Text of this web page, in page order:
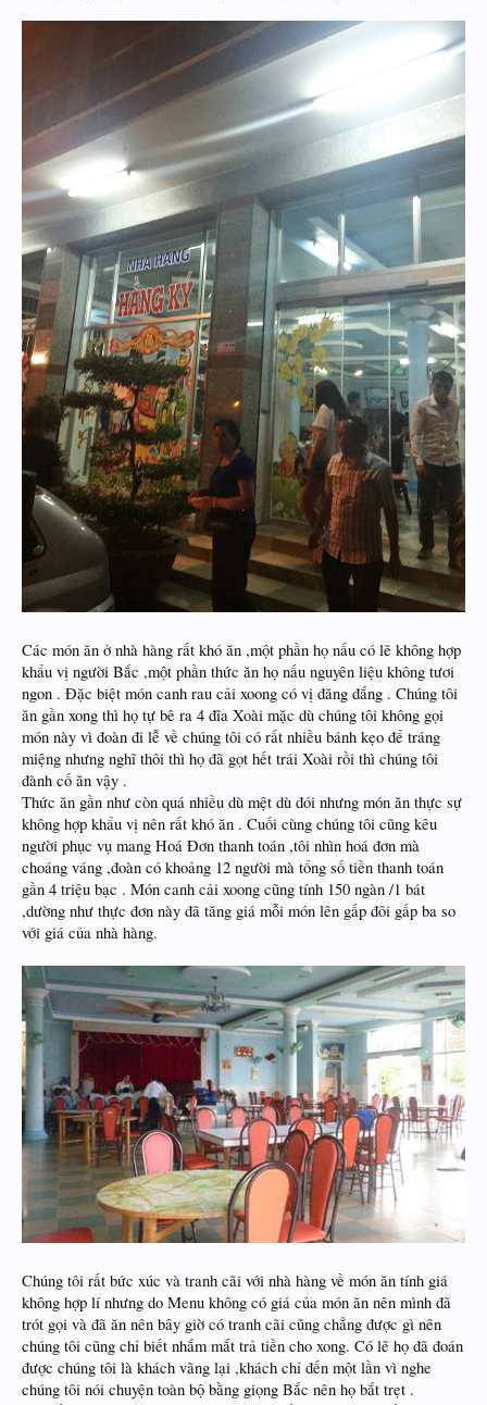
Các món ăn ở nhà hàng rất khó ăn ,một phần họ nấu có lẽ không hợp
khẩu vị người Bắc ,một phần thức ăn họ nấu nguyên liệu không tươi
ngon . Đặc biệt món canh rau cải xoong có vị đăng đắng . Chúng tôi
ăn gần xong thì họ tự bê ra 4 đĩa Xoài mặc dù chúng tôi không gọi
món này vì đoàn đi lễ về chúng tôi có rất nhiều bánh kẹo để tráng
miệng nhưng nghĩ thôi thì họ đã gọt hết trái Xoài rồi thì chúng tôi
đành cố ăn vậy .
Thức ăn gần như còn quá nhiều dù mệt dù đói nhưng món ăn thực sự
không hợp khẩu vị nên rất khó ăn . Cuối cùng chúng tôi cũng kêu
người phục vụ mang Hoá Đơn thanh toán ,tôi nhìn hoá đơn mà
choáng váng ,đoàn có khoảng 12 người mà tổng số tiền thanh toán
gần 4 triệu bạc . Món canh cải xoong cũng tính 150 ngàn /1 bát
,dường như thực đơn này đã tăng giá mỗi món lên gấp đôi gấp ba so
với giá của nhà hàng.
Chúng tôi rất bức xúc và tranh cãi với nhà hàng về món ăn tính giá
không hợp lí nhưng do Menu không có giá của món ăn nên mình đã
trót gọi và đã ăn nên bây giờ có tranh cãi cũng chẳng được gì nên
chúng tôi cũng chỉ biết nhắm mắt trả tiền cho xong. Có lẽ họ đã đoán
được chúng tôi là khách vãng lại ,khách chỉ đến một lần vì nghe
chúng tôi nói chuyện toàn bộ bằng giọng Bắc nên họ bắt trẹt .